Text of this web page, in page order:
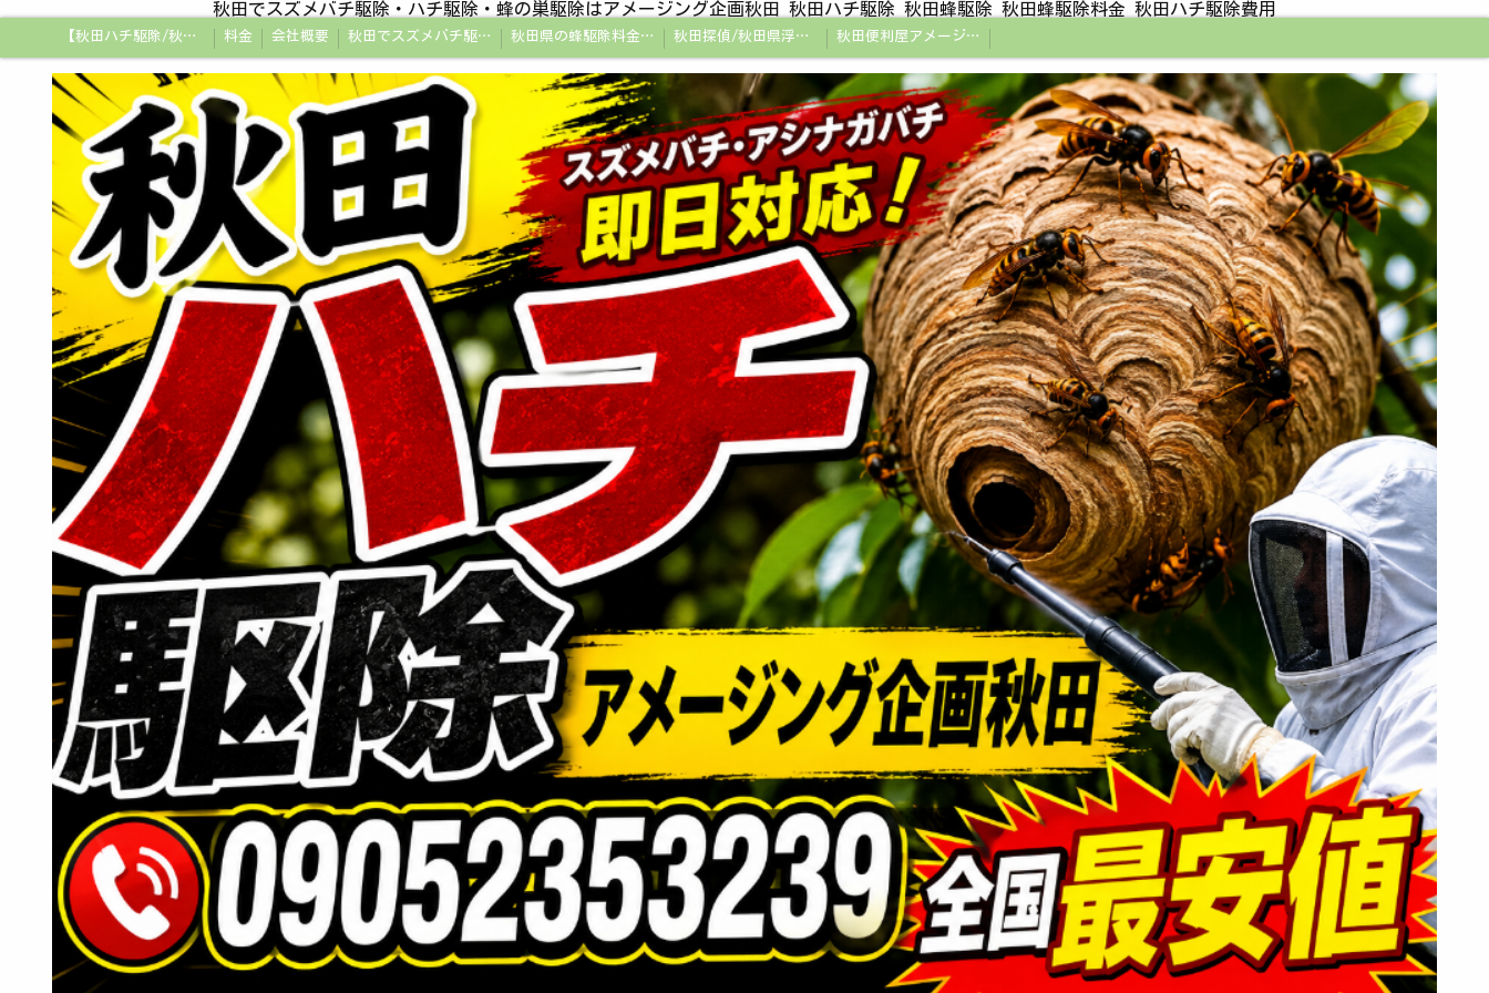
秋田でスズメバチ駆除・ハチ駆除・蜂の巣駆除はアメージング企画秋田 秋田ハチ駆除 秋田蜂駆除 秋田蜂駆除料金 秋田ハチ駆除費用
【秋田ハチ駆除/秋田蜂駆除/スズメバチの巣/ハチの巣専門プロ】 料金 会社概要 秋田でスズメバチ駆除・ハチ駆除・蜂の巣駆除はアメージング企画秋田 秋田県の蜂駆除料金・蜂の巣駆除の相場【全国平均と比較】 秋田探偵/秋田県浮気調査/秋田市万引きGメン 秋田便利屋アメージング企画秋田